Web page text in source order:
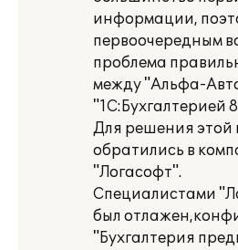
информации,
первоочередным
проблема
между "Альфа-
"1С:Бухгалтерией
Для решения этой
обратились в
"Логасофт".
Специалистами
был
"Бухгалтерия